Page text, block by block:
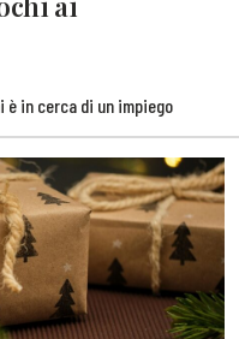
è in cerca di un impiego